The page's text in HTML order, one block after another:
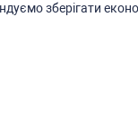
зберігати